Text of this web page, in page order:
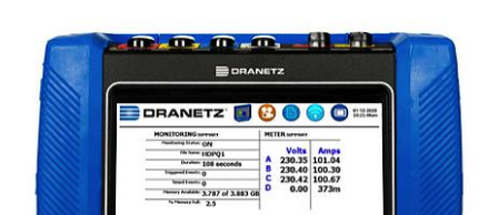
ngân sách và nhu cầu sử dụng khác nhau.